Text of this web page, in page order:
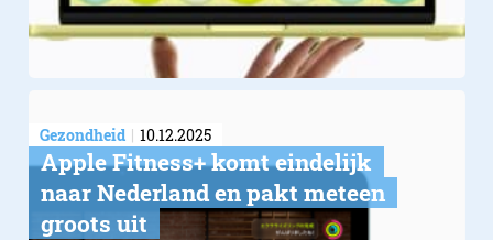
Gezondheid 10.12.2025
Apple Fitness+ komt eindelijk
naar Nederland en pakt meteen
groots uit